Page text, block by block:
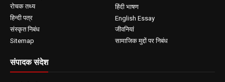
रोचक तथ्य
हिंदी भाषण
हिन्दी पत्र
English Essay
संस्कृत निबंध
जीवनियां
Sitemap
सामाजिक मुद्दों पर निबंध
संपादक संदेश